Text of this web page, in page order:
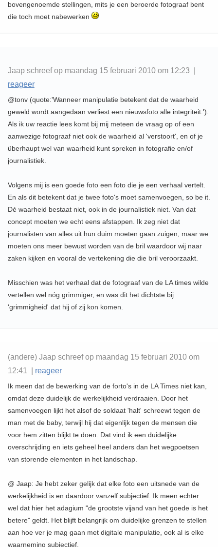
bovengenoemde stellingen, mits je een beroerde fotograaf bent
die toch moet nabewerken
Jaap schreef op maandag 15 februari 2010 om 12:23 |
reageer
@tonv (quote:'Wanneer manipulatie betekent dat de waarheid
geweld wordt aangedaan verliest een nieuwsfoto alle integriteit.').
Als ik uw reactie lees komt bij mij meteen de vraag op of een
aanwezige fotograaf niet ook de waarheid al 'verstoort', en of je
überhaupt wel van waarheid kunt spreken in fotografie en/of
journalistiek.
Volgens mij is een goede foto een foto die je een verhaal vertelt.
En als dit betekent dat je twee foto's moet samenvoegen, so be it.
Dé waarheid bestaat niet, ook in de journalistiek niet. Van dat
concept moeten we echt eens afstappen. Ik zeg niet dat
journalisten van alles uit hun duim moeten gaan zuigen, maar we
moeten ons meer bewust worden van de bril waardoor wij naar
zaken kijken en vooral de vertekening die die bril veroorzaakt.
Misschien was het verhaal dat de fotograaf van de LA times wilde
vertellen wel nóg grimmiger, en was dit het dichtste bij
'grimmigheid' dat hij of zij kon komen.
(andere) Jaap schreef op maandag 15 februari 2010 om
12:41 | reageer
Ik meen dat de bewerking van de forto's in de LA Times niet kan,
omdat deze duidelijk de werkelijkheid verdraaien. Door het
samenvoegen lijkt het alsof de soldaat 'halt' schreewt tegen de
man met de baby, terwijl hij dat eigenlijk tegen de mensen die
voor hem zitten blijkt te doen. Dat vind ik een duidelijke
overschrijding en iets geheel heel anders dan het wegpoetsen
van storende elementen in het landschap.
@ Jaap: Je hebt zeker gelijk dat elke foto een uitsnede van de
werkelijkheid is en daardoor vanzelf subjectief. Ik meen echter
wel dat hier het adagium "de grootste vijand van het goede is het
betere" geldt. Het blijft belangrijk om duidelijke grenzen te stellen
aan hoe ver je mag gaan met digitale manipulatie, ook al is elke
waarneming subjectief.